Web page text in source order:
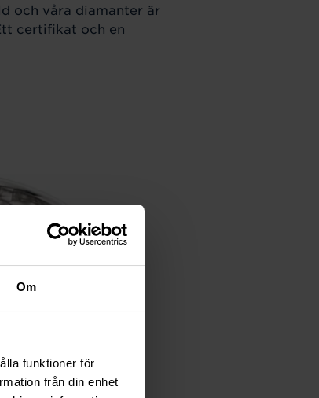
Om
funktioner för
från din enhet
och våra diamanter är
certifikat och en